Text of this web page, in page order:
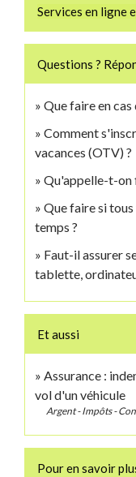
Services en ligne
Questions ?
Que faire en cas
Comment
vacances (OTV) ?
Qu'appelle-t-on
Que faire si
temps ?
Faut-il assurer
tablette,
Et aussi
Assurance :
vol d'un véhicule
Argent - Impôts -
Pour en savoir